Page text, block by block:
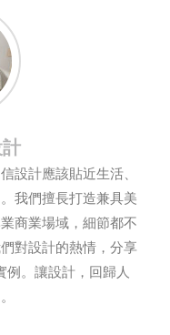
設計應該貼近生活、
我們擅長打造兼具美
商業場域，細節都不
對設計的熱情，分享
例。讓設計，回歸人